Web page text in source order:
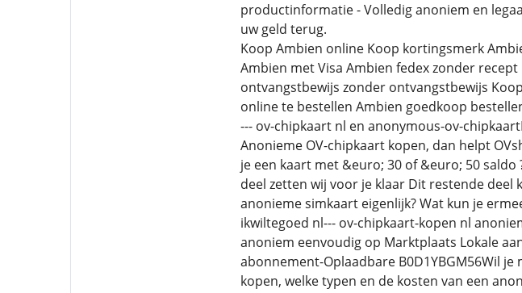
productinformatie - Volledig anoniem en
uw geld terug.
Koop Ambien online Koop kortingsmerk
Ambien met Visa Ambien fedex zonder
ontvangstbewijs zonder ontvangstbewijs
online te bestellen Ambien goedkoop
--- ov-chipkaart nl en anonymous-ov-
Anonieme OV-chipkaart kopen, dan helpt
je een kaart met &euro; 30 of &euro; 50
deel zetten wij voor je klaar Dit restende deel
anonieme simkaart eigenlijk? Wat kun je
ikwiltegoed nl--- ov-chipkaart-kopen nl
anoniem eenvoudig op Marktplaats Lokale
abonnement-Oplaadbare B0D1YBGM56Wil
kopen, welke typen en de kosten van een